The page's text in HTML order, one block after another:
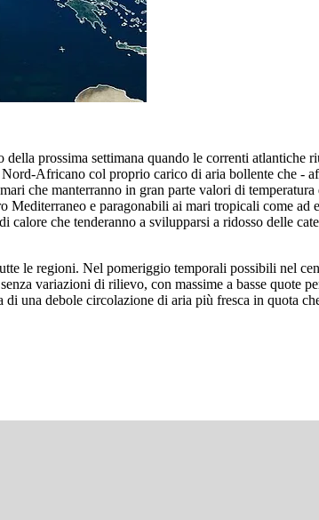
prossima settimana quando le correnti atlantiche
Africano col proprio carico di aria bollente che -
che manterranno in gran parte valori di
e paragonabili ai mari tropicali come
che tenderanno a svilupparsi a ridosso delle
le regioni. Nel pomeriggio temporali possibili nel
variazioni di rilievo, con massime a basse quote
una debole circolazione di aria più fresca in quota